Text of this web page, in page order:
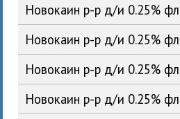
Новокаин р-р д/и 0.25%
Новокаин р-р д/и 0.25%
Новокаин р-р д/и 0.25%
Новокаин р-р д/и 0.25%